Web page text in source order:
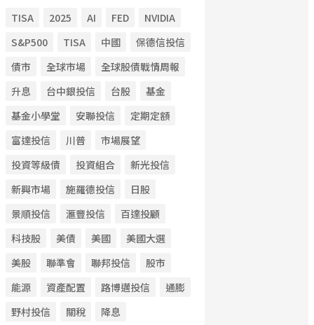
TISA 2025 AI FED
NVIDIA
S&P500
TISA 中國
保德信投信
債市
全球市場
全球股債戰情周報
升息
台中銀投信 台股
基金
基金小學堂
安聯投信
定期定額
富達投信
川普
市場展望
投資等級債
投資組合
新光投信
新興市場
施羅德投信
日股
景順投信
滙豐投信
百達投顧
科技股
美債 美國
美國大選
美股
聯準會 聯邦投信
股市
能源
資產配置 路博邁投信
通膨
野村投信
關稅 降息